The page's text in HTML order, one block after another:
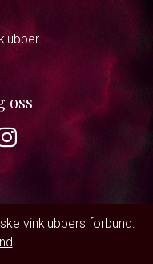
oss
vinklubbers forbund.